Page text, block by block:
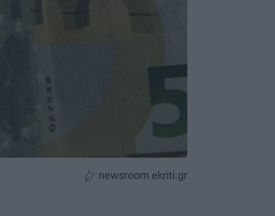
newsroom ekriti.gr